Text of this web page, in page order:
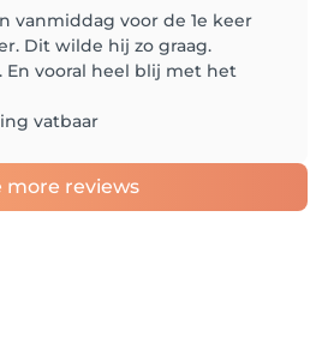
vanmiddag voor de 1e keer
Dit wilde hij zo graag.
En vooral heel blij met het
vatbaar
more reviews